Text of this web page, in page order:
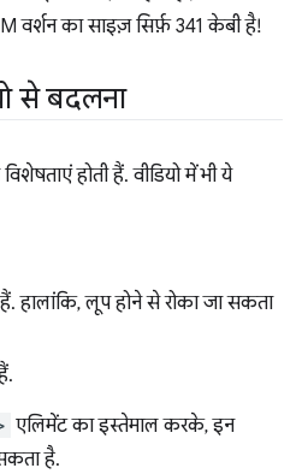
वर्शन का साइज़ सिर्फ़ 341 केबी है!
से बदलना
होती हैं. वीडियो में भी ये
हालांकि, लूप होने से रोका जा सकता
एलिमेंट का इस्तेमाल करके, इन
है.